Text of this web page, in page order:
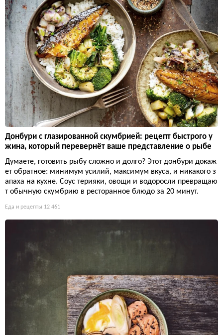
Донбури с глазированной скумбрией: рецепт быстрого у
жина, который перевернёт ваше представление о рыбе
Думаете, готовить рыбу сложно и долго? Этот донбури докаж
ет обратное: минимум усилий, максимум вкуса, и никакого з
апаха на кухне. Соус терияки, овощи и водоросли превращаю
т обычную скумбрию в ресторанное блюдо за 20 минут.
Еда и рецепты 12 461